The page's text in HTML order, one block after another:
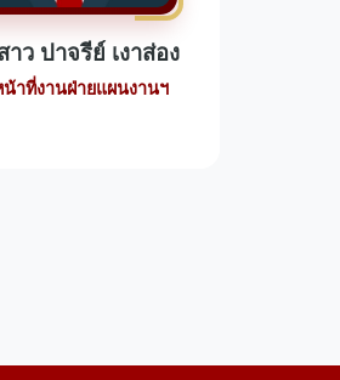
าว ปาจรีย์ เงาส่อง
น้าที่งานฝ่ายแผนงานฯ